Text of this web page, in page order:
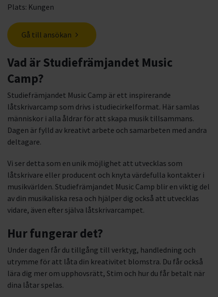
Plats: Kungen
Gå till ansökan
Vad är Studiefrämjandet Music
Camp?
Studiefrämjandet Music Camp är ett inspirerande
låtskrivarcamp som drivs i studiecirkelformat. Här samlas
människor i alla åldrar för att skapa musik tillsammans.
Dagen är fylld av kreativt arbete och samarbeten med andra
deltagare.
Vi ser detta som en unik möjlighet att utvecklas som
låtskrivare eller producent och knyta värdefulla kontakter i
musikvärlden. Studiefrämjandet Music Camp blir en viktig del
av din musikaliska resa och hjälper dig också att utvecklas
vidare, även efter själva låtskrivarcampet.
Hur fungerar det?
Under dagen får du tillgång till verktyg, handledning och
utrymme för att låta din kreativitet blomstra. Du får också
lära dig mer om upphovsrätt, Stim och hur du får betalt när
dina låtar spelas.